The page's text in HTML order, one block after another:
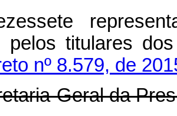
pelos titulares
nº 8.579, de
Geral da